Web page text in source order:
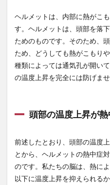
中は
メッ
トの
常時
着用
が必
要
クの
ヘル
トに
おす
すめ
の熱
中症
対策
ヘルメットは、内部に熱がこ
す。ヘルメットは、頭部を落
ためのものです。そのため、
ため、どうしても熱がこもり
種類によっては通気孔が開い
の温度上昇を完全には防げませ
頭部の温度上昇が
前述したとおり、頭部の温度
とから、ヘルメットの熱中症
のです。私たちの脳は、熱に
以下に温度上昇を抑えられる